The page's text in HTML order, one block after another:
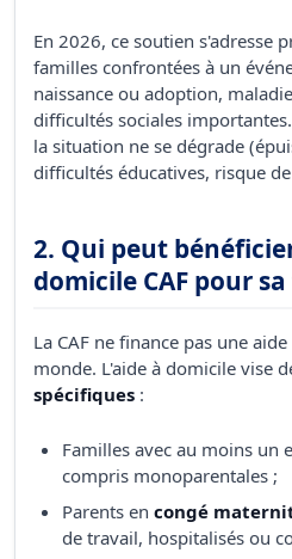
En 2026, ce soutien s'adresse
familles confrontées à un
naissance ou adoption,
difficultés sociales
la situation ne se dégrade
difficultés éducatives, risque
2. Qui peut
domicile CAF pour
La CAF ne finance pas une
monde. L'aide à domicile vise
spécifiques :
Familles avec au moins un
compris monoparentales ;
Parents en congé
de travail, hospitalisés ou